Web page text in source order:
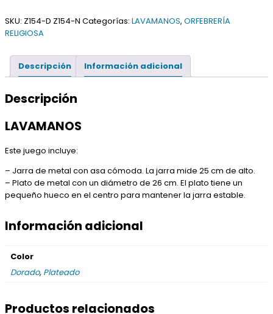
SKU: Z154-D Z154-N Categorías: LAVAMANOS, ORFEBRERÍA
RELIGIOSA
Descripción Información adicional
Descripción
LAVAMANOS
Este juego incluye:
– Jarra de metal con asa cómoda. La jarra mide 25 cm de alto.
– Plato de metal con un diámetro de 26 cm. El plato tiene un
pequeño hueco en el centro para mantener la jarra estable.
Información adicional
Color
Dorado, Plateado
Productos relacionados